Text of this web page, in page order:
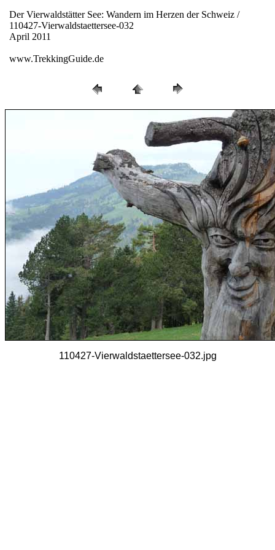
Der Vierwaldstätter See: Wandern im Herzen der Schweiz /
110427-Vierwaldstaettersee-032
April 2011
www.TrekkingGuide.de
110427-Vierwaldstaettersee-032.jpg